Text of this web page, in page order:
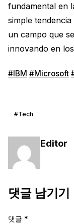
fundamental en
simple
un campo que
innovando en
#IBM #Microsoft
#Tech
Editor
댓글 남기기
댓글 *